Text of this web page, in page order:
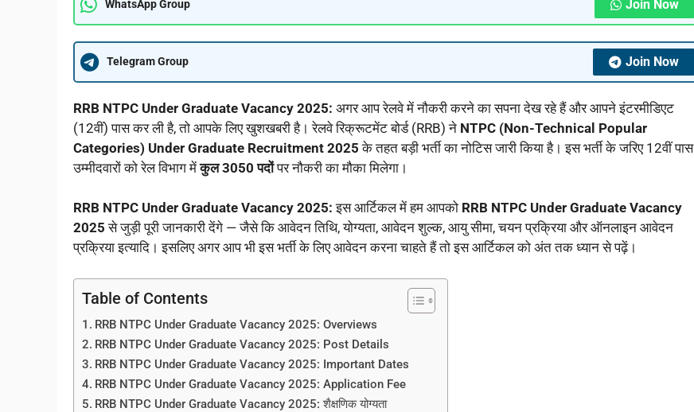
WhatsApp Group Join Now
Telegram Group Join Now
RRB NTPC Under Graduate Vacancy 2025: अगर आप रेलवे में नौकरी करने का सपना देख रहे हैं और आपने इंटरमीडिएट
(12वीं) पास कर ली है, तो आपके लिए खुशखबरी है। रेलवे रिक्रूटमेंट बोर्ड (RRB) ने NTPC (Non-Technical Popular
Categories) Under Graduate Recruitment 2025 के तहत बड़ी भर्ती का नोटिस जारी किया है। इस भर्ती के जरिए 12वीं पास
उम्मीदवारों को रेल विभाग मेंकुल 3050 पदोंपर नौकरी का मौका मिलेगा।
RRB NTPC Under Graduate Vacancy 2025: इस आर्टिकल में हम आपको RRB NTPC Under Graduate Vacancy
2025 से जुड़ी पूरी जानकारी देंगे — जैसे कि आवेदन तिथि, योग्यता, आवेदन शुल्क, आयु सीमा, चयन प्रक्रिया और ऑनलाइन आवेदन
प्रक्रिया इत्यादि। इसलिए अगर आप भी इस भर्ती के लिए आवेदन करना चाहते हैं तो इस आर्टिकल को अंत तक ध्यान से पढ़ें।
Table of Contents
RRB NTPC Under Graduate Vacancy 2025: Overviews
RRB NTPC Under Graduate Vacancy 2025: Post Details
RRB NTPC Under Graduate Vacancy 2025: Important Dates
RRB NTPC Under Graduate Vacancy 2025: Application Fee
RRB NTPC Under Graduate Vacancy 2025: शैक्षणिक योग्यता